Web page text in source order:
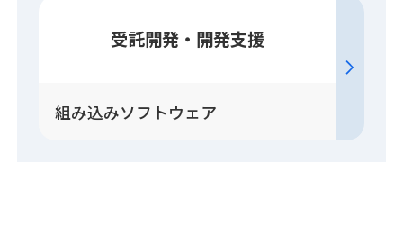
受託開発・開発支援
組み込みソフトウェア